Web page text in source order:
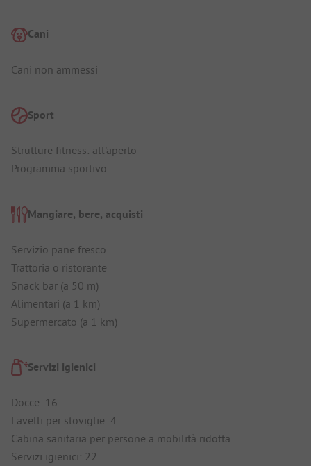
Cani
Cani non ammessi
Sport
Strutture fitness: all'aperto
Programma sportivo
Mangiare, bere, acquisti
Servizio pane fresco
Trattoria o ristorante
Snack bar (a 50 m)
Alimentari (a 1 km)
Supermercato (a 1 km)
Servizi igienici
Docce: 16
Lavelli per stoviglie: 4
Cabina sanitaria per persone a mobilità ridotta
Servizi igienici: 22